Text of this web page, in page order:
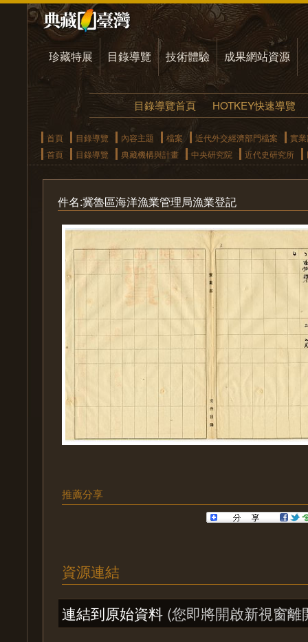
珍藏特展 目錄導覽 技術體驗 成果網站資源
目錄導覽首頁 HOTKEY快速導覽
首頁 目錄導覽 內容主題 檔案 近代外交經濟部門檔案
實
首頁
目錄導覽 典藏機構與計畫 中央研究院 近代史研究所
件名:冀魯區海洋漁業管理局漁業登記
推薦分享
資源連結
連結到原始資料 (您即將開啟新視窗離